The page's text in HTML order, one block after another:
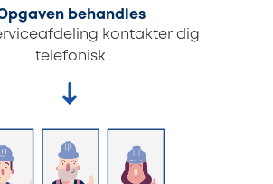
behandles
kontakter dig
telefonisk